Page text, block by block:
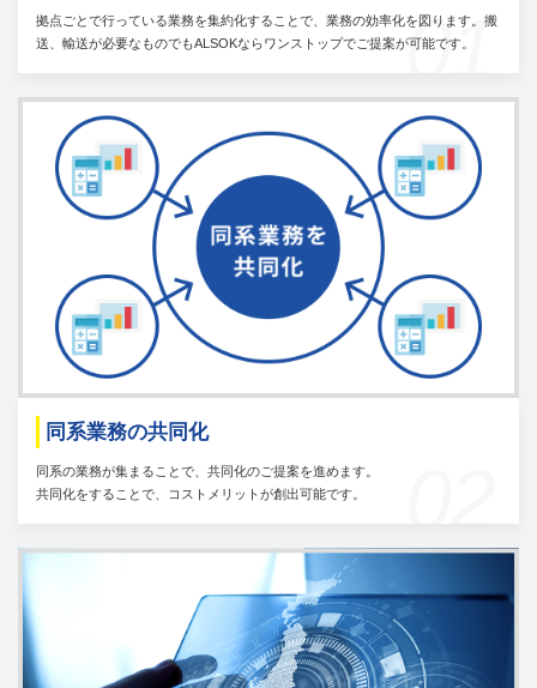
01
拠点ごとで行っている業務を集約化することで、業務の効率化を図ります。搬
送、輸送が必要なものでもALSOKならワンストップでご提案が可能です。
同系業務の共同化
同系の業務が集まることで、共同化のご提案を進めます。
共同化をすることで、コストメリットが創出可能です。